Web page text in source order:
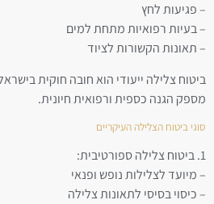
– פגיעות לחץ
– בעיות רפואיות מתחת למים
– תאונות הקשורות לציוד
ביטוח צלילה ייעודי הוא חובה חוקית
מספק הגנה כספית ורפואית חיונית.
סוגי ביטוח הצלילה העיקריים
1. ביטוח צלילה ספורטיבית:
– מיועד לצלילות נופש ופנאי
– כיסוי בסיסי לתאונות צלילה